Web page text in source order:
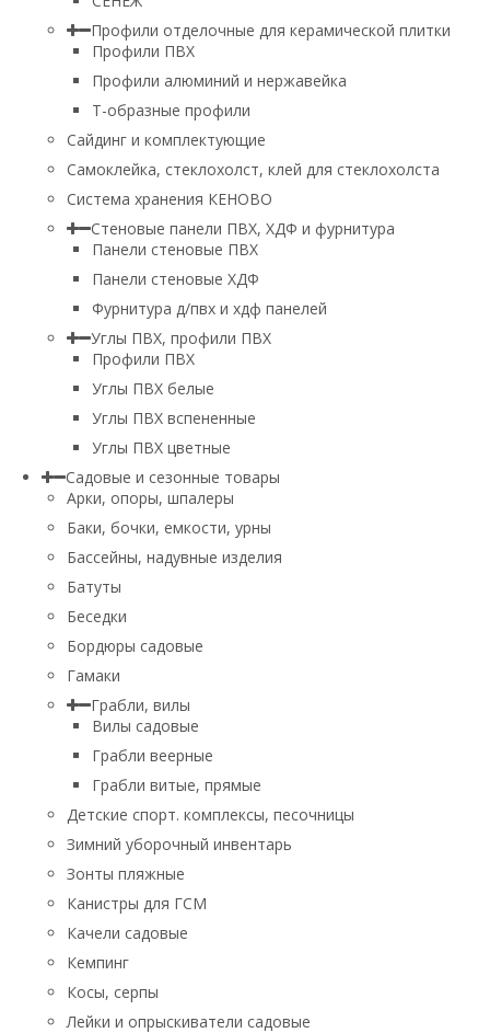
Профили отделочные для керамической плитки
Профили ПВХ
Профили алюминий и нержавейка
Т-образные профили
Сайдинг и комплектующие
Самоклейка, стеклохолст, клей для стеклохолста
Система хранения КЕНОВО
Стеновые панели ПВХ, ХДФ и фурнитура
Панели стеновые ПВХ
Панели стеновые ХДФ
Фурнитура д/пвх и хдф панелей
Углы ПВХ, профили ПВХ
Профили ПВХ
Углы ПВХ белые
Углы ПВХ вспененные
Углы ПВХ цветные
Садовые и сезонные товары
Арки, опоры, шпалеры
Баки, бочки, емкости, урны
Бассейны, надувные изделия
Батуты
Беседки
Бордюры садовые
Гамаки
Грабли, вилы
Вилы садовые
Грабли веерные
Грабли витые, прямые
Детские спорт. комплексы, песочницы
Зимний уборочный инвентарь
Зонты пляжные
Канистры для ГСМ
Качели садовые
Кемпинг
Косы, серпы
Лейки и опрыскиватели садовые